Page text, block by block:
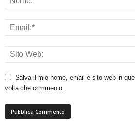
Salva il mio nome, email e sito web in
volta che commento.